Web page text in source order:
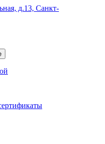
д.13, Санкт-